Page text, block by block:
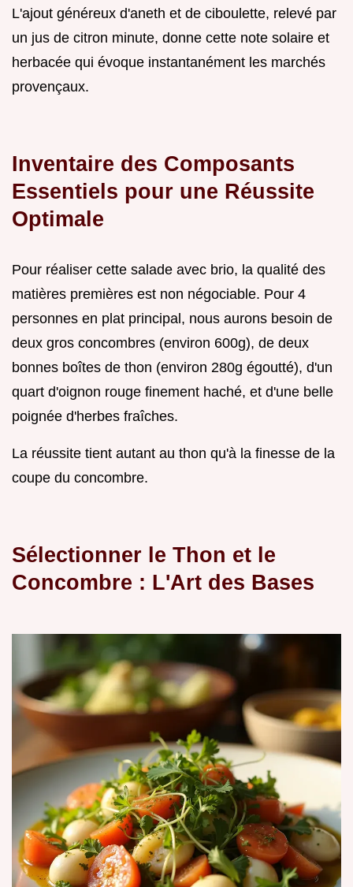
L'ajout généreux d'aneth et de ciboulette, relevé par
un jus de citron minute, donne cette note solaire et
herbacée qui évoque instantanément les marchés
provençaux.
Inventaire des Composants
Essentiels pour une Réussite
Optimale
Pour réaliser cette salade avec brio, la qualité des
matières premières est non négociable. Pour 4
personnes en plat principal, nous aurons besoin de
deux gros concombres (environ 600g), de deux
bonnes boîtes de thon (environ 280g égoutté), d'un
quart d'oignon rouge finement haché, et d'une belle
poignée d'herbes fraîches.
La réussite tient autant au thon qu'à la finesse de la
coupe du concombre.
Sélectionner le Thon et le
Concombre : L'Art des Bases